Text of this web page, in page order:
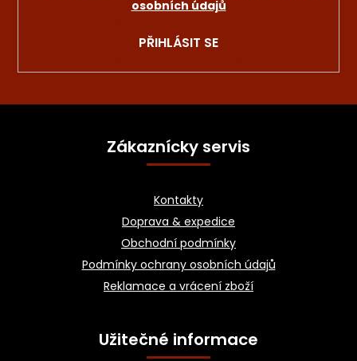
osobních údajů
PŘIHLÁSIT SE
Zákaznícky servis
Kontakty
Doprava & expedice
Obchodní podmínky
Podmínky ochrany osobních údajů
Reklamace a vrácení zboží
Užitečné informace